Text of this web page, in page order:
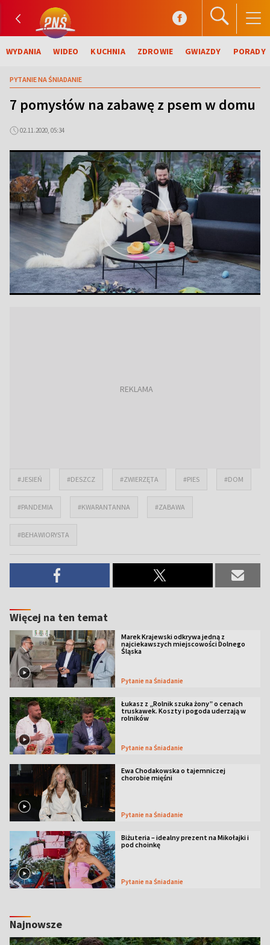
WYDANIA WIDEO KUCHNIA ZDROWIE GWIAZDY PORADY
PYTANIE NA ŚNIADANIE
7 pomysłów na zabawę z psem w domu
02.11.2020, 05:34
#JESIEŃ #DESZCZ #ZWIERZĘTA #PIES #DOM
#PANDEMIA #KWARANTANNA #ZABAWA
#BEHAWIORYSTA
Więcej na ten temat
Marek Krajewski odkrywa jedną z
najciekawszych miejscowości Dolnego
Śląska
Pytanie na Śniadanie
Łukasz z „Rolnik szuka żony” o cenach
truskawek. Koszty i pogoda uderzają w
rolników
Pytanie na Śniadanie
Ewa Chodakowska o tajemniczej
chorobie mięśni
Pytanie na Śniadanie
Biżuteria – idealny prezent na Mikołajki i
pod choinkę
Pytanie na Śniadanie
Najnowsze